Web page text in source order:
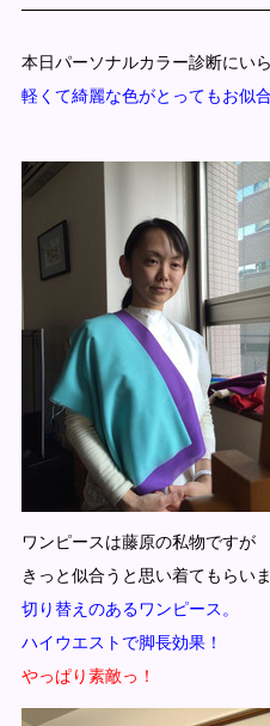
本日パーソナルカラー診断にい
軽くて綺麗な色がとってもお似合
ワンピースは藤原の私物ですが
きっと似合うと思い着てもらいま
切り替えのあるワンピース。
ハイウエストで脚長効果！
やっぱり素敵っ！